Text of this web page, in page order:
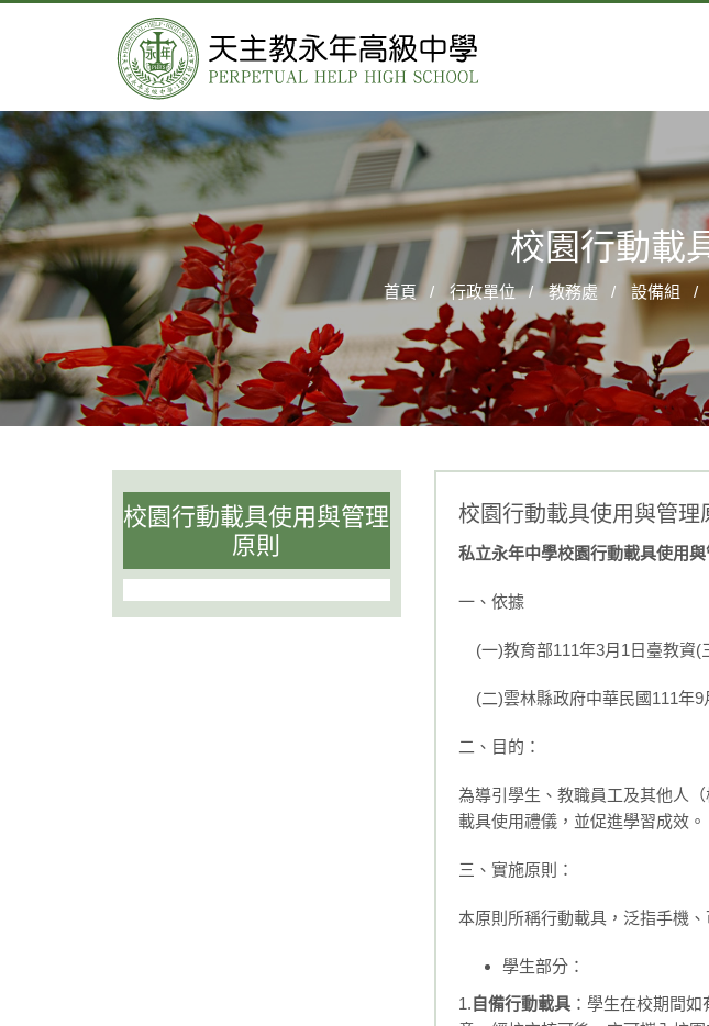
校園行動載
首頁 行政單位 教務處 設備組
校園行動載具使用與管理
原則
校園行動載具使用與管理
私立永年中學校園行動載具使用與
一、依據
(一)教育部111年3月1日臺教資(
(二)雲林縣政府中華民國111年9
二、目的：
為導引學生、教職員工及其他人
載具使用禮儀，並促進學習成效。
三、實施原則：
本原則所稱行動載具，泛指手機
學生部分：
1.自備行動載具：學生在校期間如